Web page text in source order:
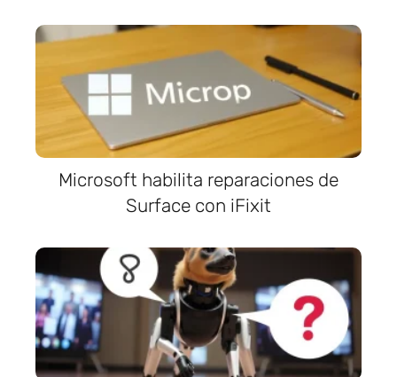
Microsoft habilita reparaciones de
Surface con iFixit